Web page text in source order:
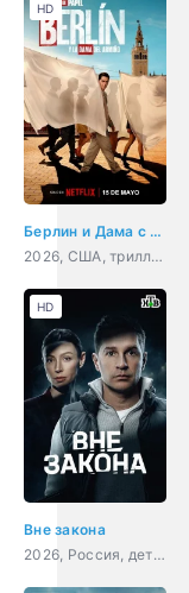
Берлин и Дама с горностаем
2026, США, триллер, драма, криминал
HD
Вне закона
2026, Россия, детектив, боевик, криминал, драма
HD